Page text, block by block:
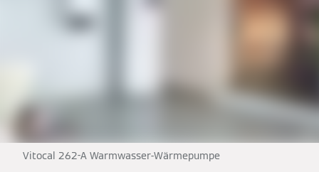
Vitocal 262-A Warmwasser-Wärmepumpe